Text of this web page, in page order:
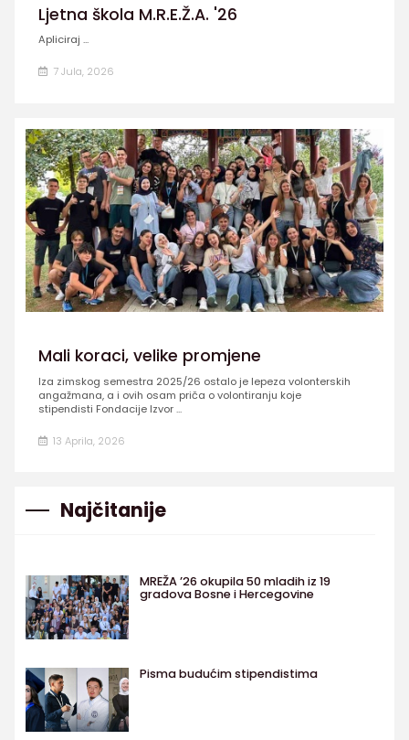
Ljetna škola M.R.E.Ž.A. '26
Apliciraj ...
7 Jula, 2026
Mali koraci, velike promjene
Iza zimskog semestra 2025/26 ostalo je lepeza volonterskih
angažmana, a i ovih osam priča o volontiranju koje
stipendisti Fondacije Izvor ...
13 Aprila, 2026
Najčitanije
MREŽA ’26 okupila 50 mladih iz 19
gradova Bosne i Hercegovine
Pisma budućim stipendistima